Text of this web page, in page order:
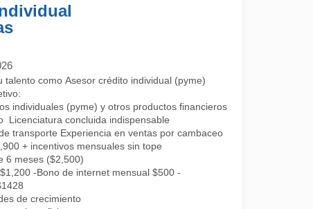
talento como Asesor crédito individual (pyme)
individuales (pyme) y otros productos financieros como seguros,
Licenciatura concluida indispensable
transporte Experiencia en ventas por cambaceo
+ incentivos mensuales sin tope
6 meses ($2,500)
-Bono de internet mensual $500 -
de crecimiento